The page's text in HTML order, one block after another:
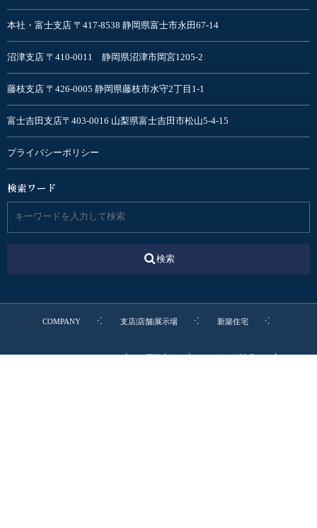
本社・富士支店 〒417-8538 静岡県富士市永田67-14
沼津支店 〒410-0011 静岡県沼津市岡宮1205-2
藤枝支店 〒426-0005 静岡県藤枝市水守2丁目1-1
富士吉田支店〒403-0016 山梨県富士吉田市松山5-4-15
プライバシーポリシー
検索ワード
検索
COMPANY 支店|店舗|展示場 新築住宅
リフォーム・リノベ 不動産 カタログ請求